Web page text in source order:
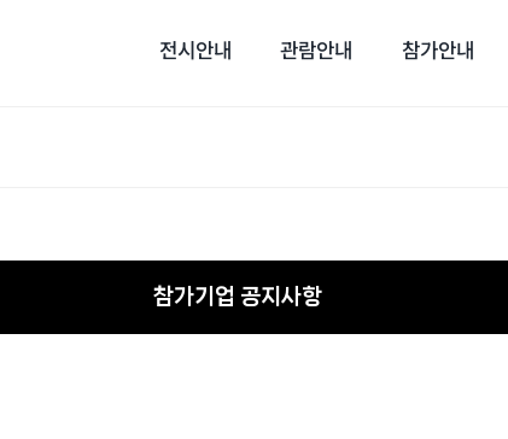
전시안내 관람안내 참가안내
참가기업 공지사항